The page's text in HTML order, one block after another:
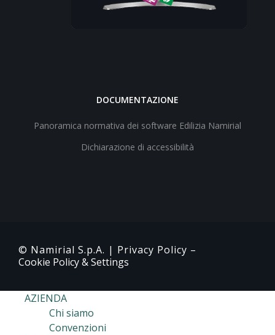
DOCUMENTAZIONE
Panoramica normativa dei software Edilizia Namirial
Dichiarazione di accessibilità
© Namirial S.p.A. | Privacy Policy –
Cookie Policy & Settings
AZIENDA
Chi siamo
Convenzioni